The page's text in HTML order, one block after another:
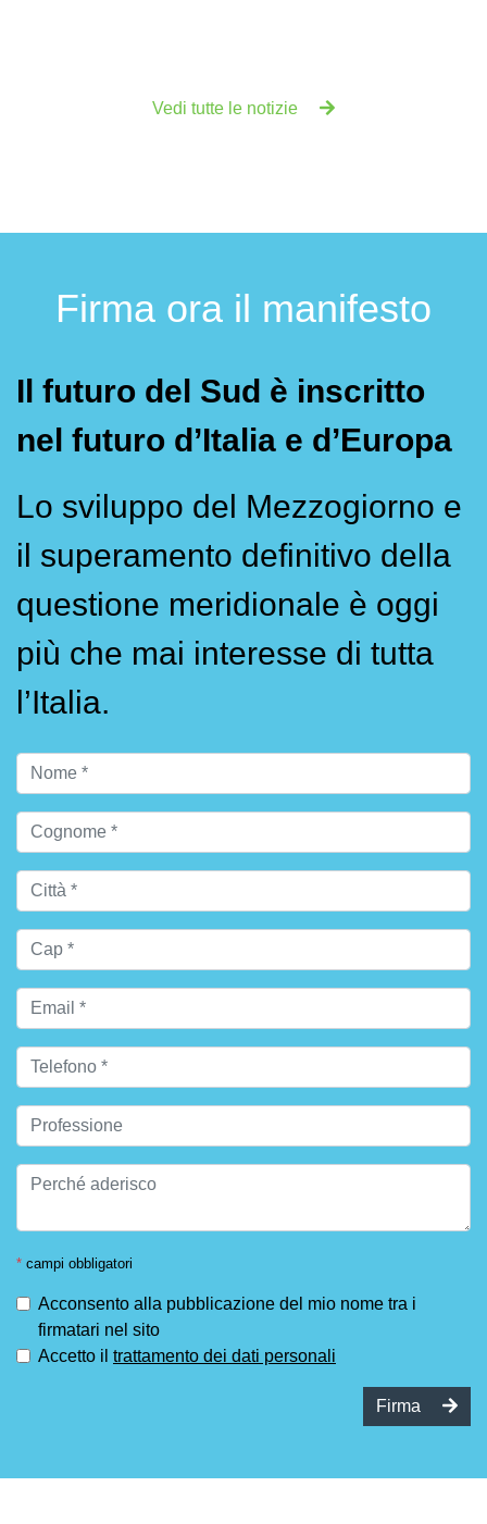
Vedi tutte le notizie
Firma ora il manifesto
Il futuro del Sud è inscritto
nel futuro d’Italia e d’Europa
Lo sviluppo del Mezzogiorno e
il superamento definitivo della
questione meridionale è oggi
più che mai interesse di tutta
l’Italia.
* campi obbligatori
Acconsento alla pubblicazione del mio nome tra i
firmatari nel sito
Accetto il trattamento dei dati personali
Firma